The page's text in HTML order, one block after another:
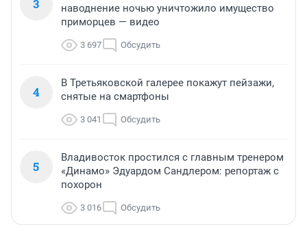
3
наводнение ночью уничтожило имущество
приморцев — видео
3 697 Обсудить
4
В Третьяковской галерее покажут пейзажи,
снятые на смартфоны
3 041 Обсудить
5
Владивосток простился с главным тренером
«Динамо» Эдуардом Сандлером: репортаж с
похорон
3 016 Обсудить